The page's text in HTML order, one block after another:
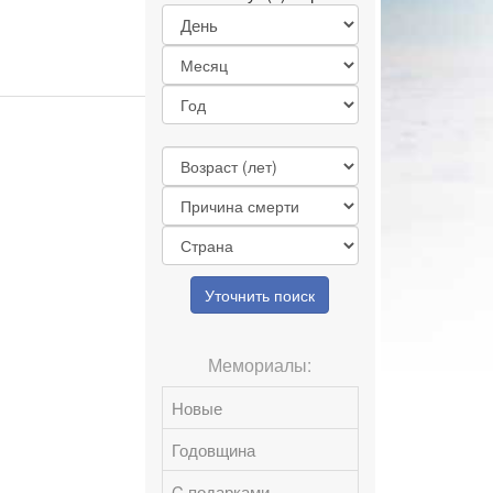
Уточнить поиск
Мемориалы:
Новые
Годовщина